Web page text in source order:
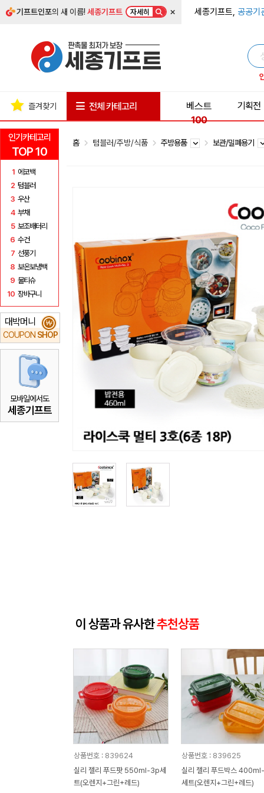
기프트인포의 새 이름!세종기프트 자세히 × 세종기프트, 공공기
인기카테고리
TOP 10
1 에코백
2 텀블러
3 우산
4 부채
5 보조배터리
6 수건
7 선풍기
8 보온보냉백
9 물티슈
10 장바구니
대박머니
COUPON SHOP
₩
모바일에서도
세종기프트
즐겨찾기 전체 카테고리
베스트
100
기획전
홈 텀블러/주방/식품 주방용품 보관/밀폐용기
이 상품과 유사한추천상품
상품번호 : 839624
실리 젤리 푸드팟 550ml-3p세
트(오렌지+그린+레드)
상품번호 : 839625
실리 젤리 푸드박스
세트(오렌지+그린+레드)